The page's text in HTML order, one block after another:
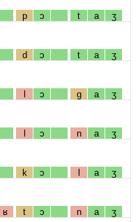
p ɔ t a ʒ
d ɔ t a ʒ
l ɔ g a ʒ
l ɔ n a ʒ
k ɔ l a ʒ
ʁ t ɔ n a ʒ